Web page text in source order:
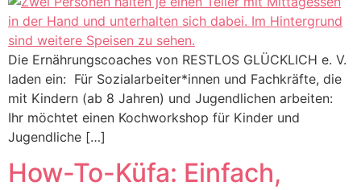
Die Ernährungscoaches von RESTLOS GLÜCKLICH e. V.
laden ein: Für Sozialarbeiter*innen und Fachkräfte, die
mit Kindern (ab 8 Jahren) und Jugendlichen arbeiten:
Ihr möchtet einen Kochworkshop für Kinder und
Jugendliche […]
How-To-Küfa: Einfach,